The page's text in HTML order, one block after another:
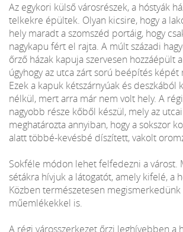
Az egykori külső városrészek, a hóstyák
telkekre épültek. Olyan kicsire, hogy a
hely maradt a szomszéd portáig, hogy
nagykapu fért el rajta. A múlt századi
őrző házak kapuja szervesen hozzáépült
úgyhogy az utca zárt sorú beépítés képét
Ezek a kapuk kétszárnyúak és deszkából
nélkül, mert arra már nem volt hely. A
nagyobb része kőből készül, mely az
meghatározta annyiban, hogy a sokszor
alatt többé-kevésbé díszített, vakolt
Sokféle módon lehet felfedezni a várost.
sétákra hívjuk a látogatót, amely kifelé, a
Közben természetesen
műemlékekkel is.
A régi városszerkezet őrzi leghívebben a